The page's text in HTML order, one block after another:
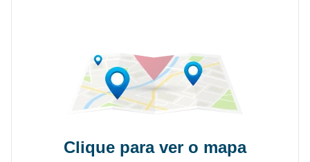
Clique para ver o mapa